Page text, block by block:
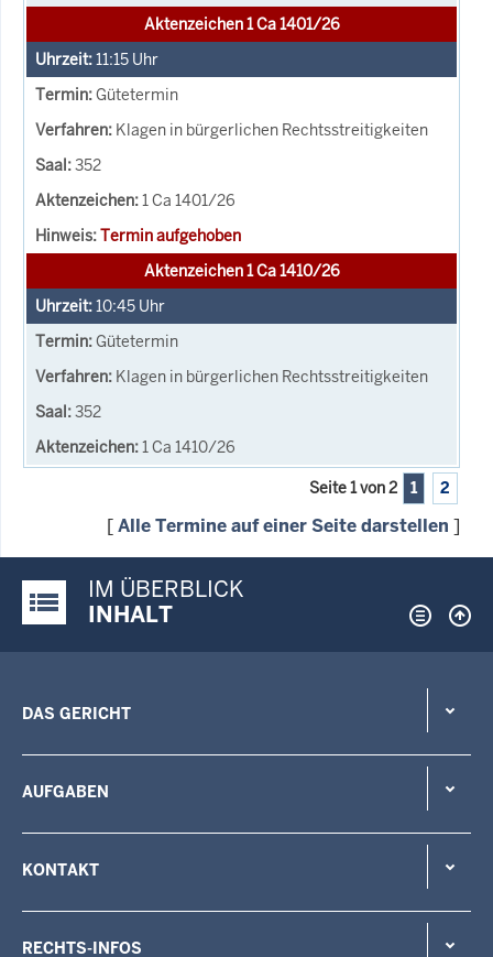
Aktenzeichen 1 Ca 1401/26
11:15 Uhr
Gütetermin
Klagen in bürgerlichen Rechtsstreitigkeiten
352
1 Ca 1401/26
Termin aufgehoben
Aktenzeichen 1 Ca 1410/26
10:45 Uhr
Gütetermin
Klagen in bürgerlichen Rechtsstreitigkeiten
352
1 Ca 1410/26
Seite 1 von 2 1 2
[Alle Termine auf einer Seite darstellen ]
Justiz-Portal im Überblick:
IM ÜBERBLICK
INHALT
DAS GERICHT
AUFGABEN
KONTAKT
RECHTS-INFOS